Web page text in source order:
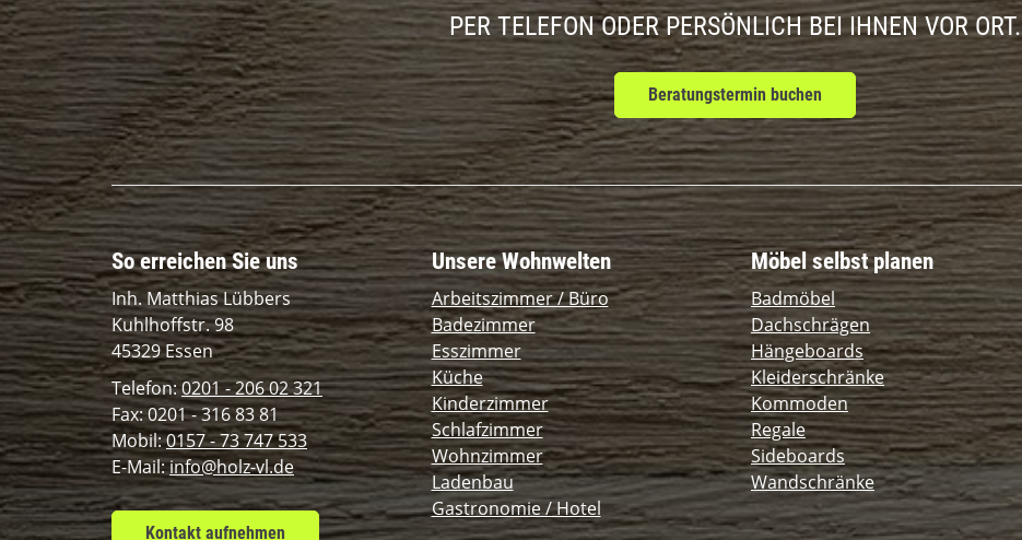
PER TELEFON ODER PERSÖNLICH BEI IHNEN VOR ORT.
Beratungstermin buchen
So erreichen Sie uns
Inh. Matthias Lübbers
Kuhlhoffstr. 98
45329 Essen
Telefon:0201 - 206 02 321
Fax: 0201 - 316 83 81
Mobil:0157 - 73 747 533
E-Mail:info@holz-vl.de
Kontakt aufnehmen
Unsere Wohnwelten
Arbeitszimmer / Büro
Badezimmer
Esszimmer
Küche
Kinderzimmer
Schlafzimmer
Wohnzimmer
Ladenbau
Gastronomie / Hotel
Möbel selbst planen
Badmöbel
Dachschrägen
Hängeboards
Kleiderschränke
Kommoden
Regale
Sideboards
Wandschränke